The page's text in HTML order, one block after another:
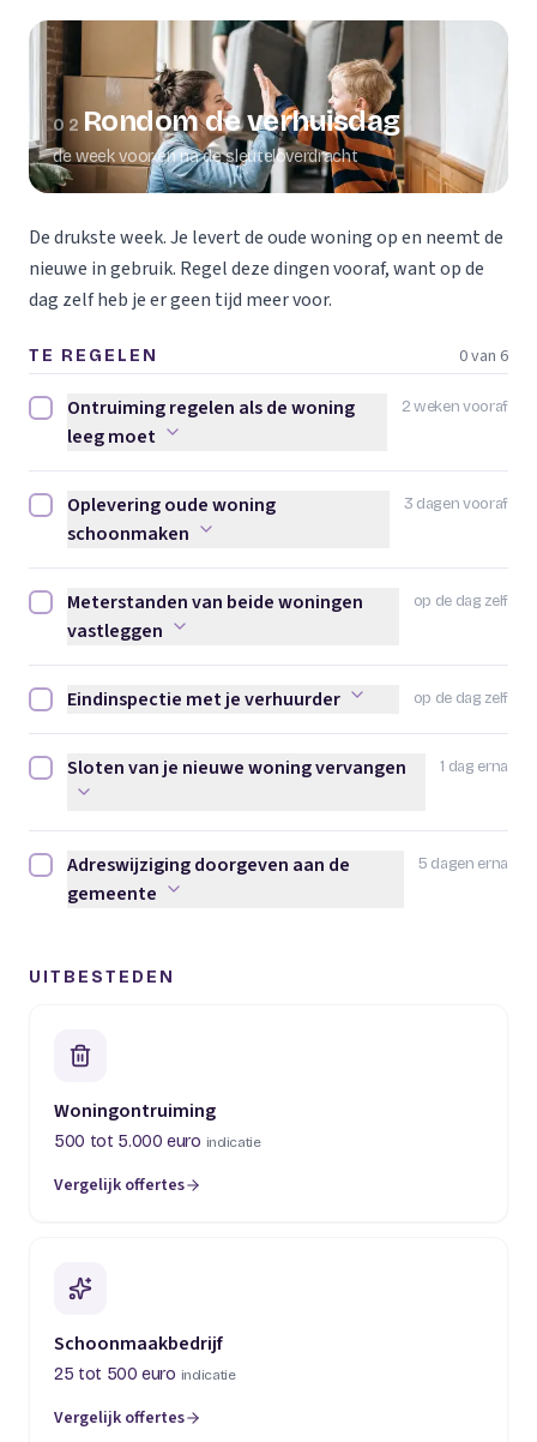
02 Rondom de verhuisdag
de week voor en na de sleuteloverdracht
De drukste week. Je levert de oude woning op en neemt de
nieuwe in gebruik. Regel deze dingen vooraf, want op de
dag zelf heb je er geen tijd meer voor.
TE REGELEN 0 van 6
2 weken vooraf
Ontruiming regelen als de woning leeg moet afvinken
Ontruiming regelen als de woning
leeg moet
3 dagen vooraf
Oplevering oude woning schoonmaken afvinken
Oplevering oude woning
schoonmaken
op de dag zelf
Meterstanden van beide woningen vastleggen afvinken
Meterstanden van beide woningen
vastleggen
op de dag zelf
Eindinspectie met je verhuurder afvinken
Eindinspectie met je verhuurder
1 dag erna
Sloten van je nieuwe woning vervangen afvinken
Sloten van je nieuwe woning vervangen
5 dagen erna
Adreswijziging doorgeven aan de gemeente afvinken
Adreswijziging doorgeven aan de
gemeente
UITBESTEDEN
Woningontruiming
500 tot 5.000 euro indicatie
Vergelijk offertes
(opent in een nieuw tabblad)
Schoonmaakbedrijf
25 tot 500 euro indicatie
Vergelijk offertes
(opent in een nieuw tabblad)